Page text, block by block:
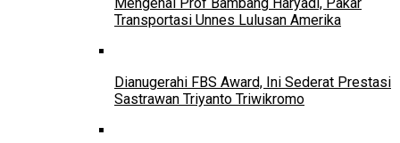
Mengenal Prof Bambang Haryadi, Pakar
Transportasi Unnes Lulusan Amerika
Dianugerahi FBS Award, Ini Sederat Prestasi
Sastrawan Triyanto Triwikromo